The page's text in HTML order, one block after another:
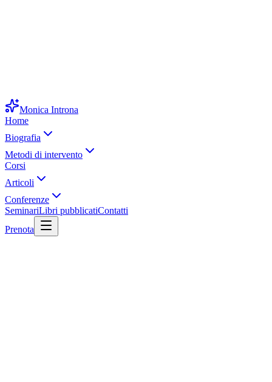
Monica Introna
Home
Biografia
Metodi di intervento
Corsi
Articoli
Conferenze
SeminariLibri pubblicatiContatti
Prenota